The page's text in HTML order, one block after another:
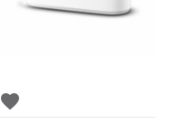
favorite